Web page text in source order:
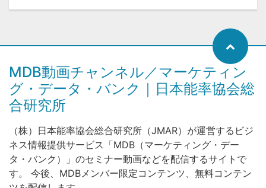
MDB動画チャンネル／マーケティン
グ・データ・バンク｜日本能率協会総
合研究所
（株）日本能率協会総合研究所（JMAR）が運営するビジ
ネス情報提供サービス「MDB（マーケティング・デー
タ・バンク）」のセミナー動画などを配信するサイトで
す。 今後、MDBメンバー限定コンテンツ、無料コンテン